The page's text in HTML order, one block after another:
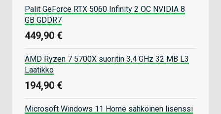
Palit GeForce RTX 5060 Infinity 2 OC NVIDIA 8
GB GDDR7
449,90 €
AMD Ryzen 7 5700X suoritin 3,4 GHz 32 MB L3
Laatikko
194,90 €
Microsoft Windows 11 Home sähköinen lisenssi